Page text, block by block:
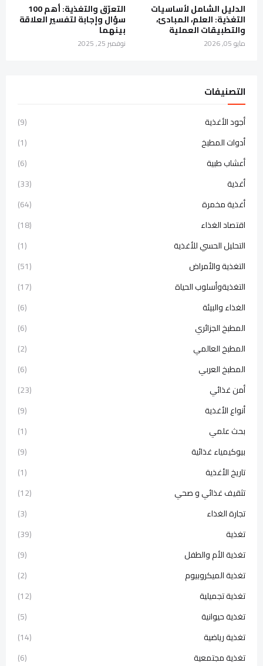
الدليل الشامل لأساسيات
التغذية: العلم، المبادئ،
والتطبيقات العملية
مايو 05, 2026
التعرّق والتغذية: أهم 100
سؤال وإجابة لتفسير العلاقة
بينهما
نوفمبر 25, 2025
التصنيفات
أجود الأغذية
(9)
أدوات المطبخ
(1)
أعشاب طبية
(6)
أغذية
(33)
أغذية مخمرة
(64)
اقتصاد الغذاء
(18)
التحليل الحسي للأغذية
(1)
التغذية والأمراض
(51)
التغذيةوأسلوب الحياة
(17)
الغذاء والبيئة
(6)
المطبخ الجزائري
(6)
المطبخ العالمي
(2)
المطبخ العربي
(6)
أمن غذائي
(23)
أنواع الأغذية
(9)
بحث علمي
(1)
بيوكيمياء غذائية
(9)
تاريخ الأغذية
(1)
تثقيف غذائي و صحي
(12)
تجارة الغذاء
(3)
تغذية
(39)
تغذية الأم والطفل
(9)
تغذية الميكروبيوم
(2)
تغذية تجميلية
(12)
تغذية حيوانية
(5)
تغذية رياضية
(14)
تغذية مجتمعية
(6)